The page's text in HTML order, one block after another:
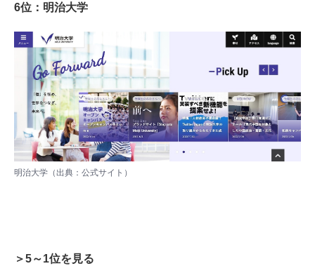
6位：明治大学
明治大学（出典： 公式サイト ）
＞5～1位を見る